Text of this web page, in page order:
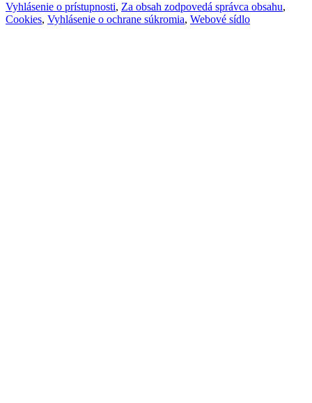
Vyhlásenie o prístupnosti, Za obsah zodpovedá správca obsahu,
Cookies, Vyhlásenie o ochrane súkromia, Webové sídlo